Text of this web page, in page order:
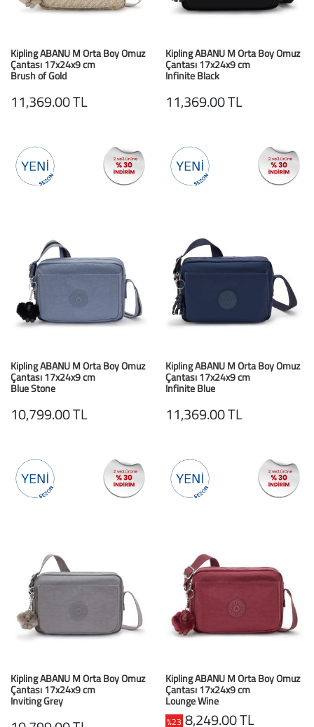
Kipling ABANU M Orta Boy Omuz
Çantası 17x24x9 cm
Brush of Gold
11,369.00 TL
Kipling ABANU M Orta Boy Omuz
Çantası 17x24x9 cm
Infinite Black
11,369.00 TL
Kipling ABANU M Orta Boy Omuz
Çantası 17x24x9 cm
Blue Stone
10,799.00 TL
Kipling ABANU M Orta Boy Omuz
Çantası 17x24x9 cm
Infinite Blue
11,369.00 TL
Kipling ABANU M Orta Boy Omuz
Çantası 17x24x9 cm
Inviting Grey
Kipling ABANU M Orta Boy Omuz
Çantası 17x24x9 cm
Lounge Wine
%23 8,249.00 TL